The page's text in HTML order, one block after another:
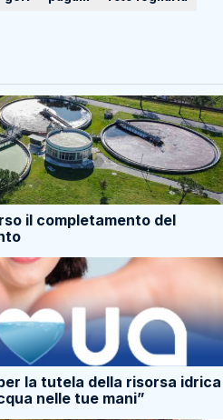
il completamento del
la tutela della risorsa
nelle tue mani”